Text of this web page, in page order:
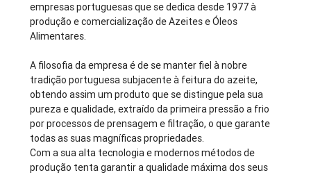
empresas portuguesas que se dedica desde 1977 à
produção e comercialização de Azeites e Óleos
Alimentares.
A filosofia da empresa é de se manter fiel à nobre
tradição portuguesa subjacente à feitura do azeite,
obtendo assim um produto que se distingue pela sua
pureza e qualidade, extraído da primeira pressão a frio
por processos de prensagem e filtração, o que garante
todas as suas magníficas propriedades.
Com a sua alta tecnologia e modernos métodos de
produção tenta garantir a qualidade máxima dos seus